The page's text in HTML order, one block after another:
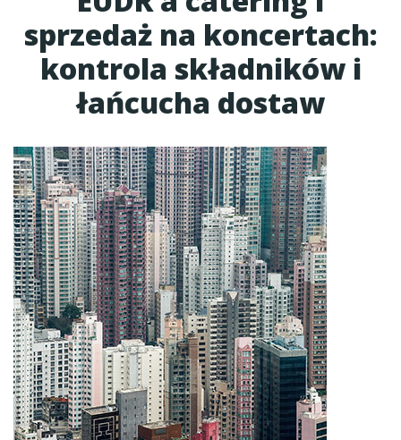
sprzedaż na koncertach:
kontrola składników i
łańcucha dostaw